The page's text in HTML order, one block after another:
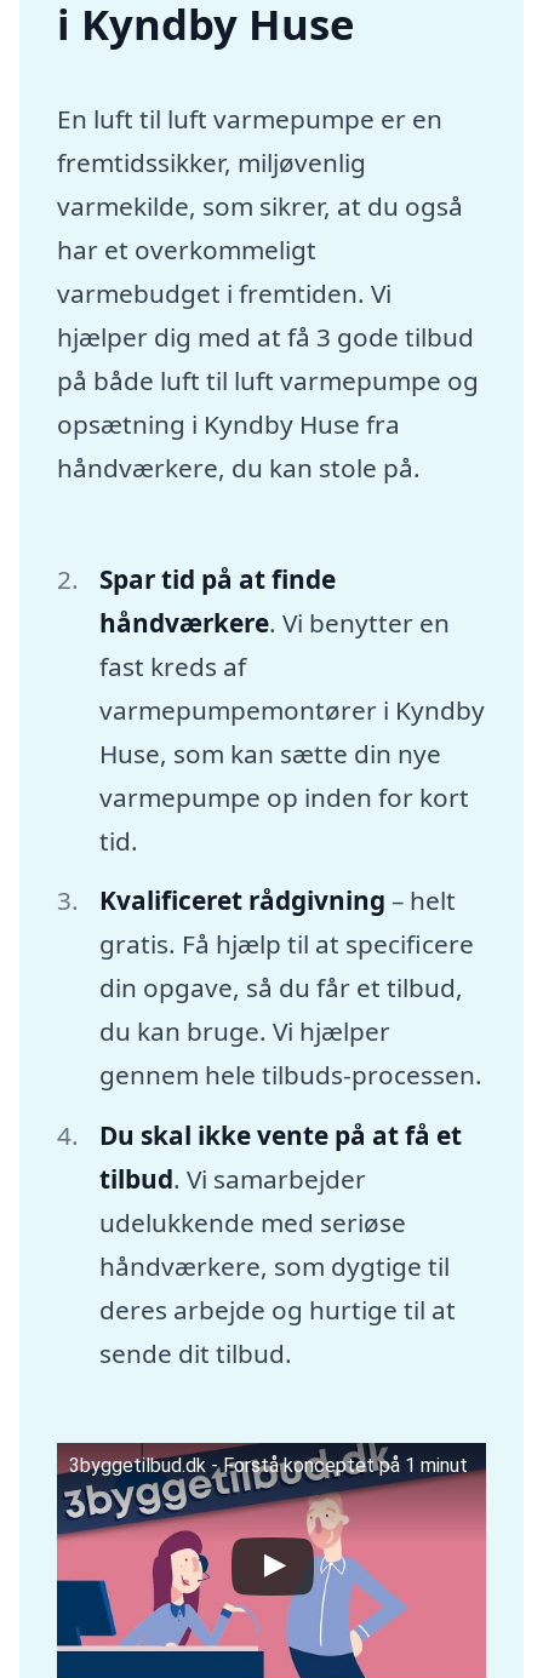
i Kyndby Huse
En luft til luft varmepumpe er en
fremtidssikker, miljøvenlig
varmekilde, som sikrer, at du også
har et overkommeligt
varmebudget i fremtiden. Vi
hjælper dig med at få 3 gode tilbud
på både luft til luft varmepumpe og
opsætning i Kyndby Huse fra
håndværkere, du kan stole på.
Spar tid på at finde
håndværkere. Vi benytter en
fast kreds af
varmepumpemontører i Kyndby
Huse, som kan sætte din nye
varmepumpe op inden for kort
tid.
Kvalificeret rådgivning – helt
gratis. Få hjælp til at specificere
din opgave, så du får et tilbud,
du kan bruge. Vi hjælper
gennem hele tilbuds-processen.
Du skal ikke vente på at få et
tilbud. Vi samarbejder
udelukkende med seriøse
håndværkere, som dygtige til
deres arbejde og hurtige til at
sende dit tilbud.
3byggetilbud.dk - Forstå konceptet på 1 minut